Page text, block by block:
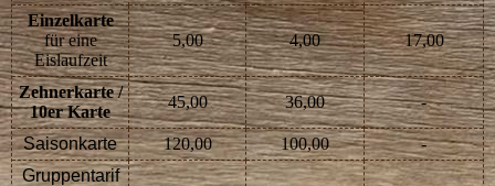
Einzelkarte
für eine
Eislaufzeit
5,00 4,00 17,00
Zehnerkarte /
10er Karte
45,00 36,00 -
Saisonkarte 120,00 100,00
-
Gruppentarif